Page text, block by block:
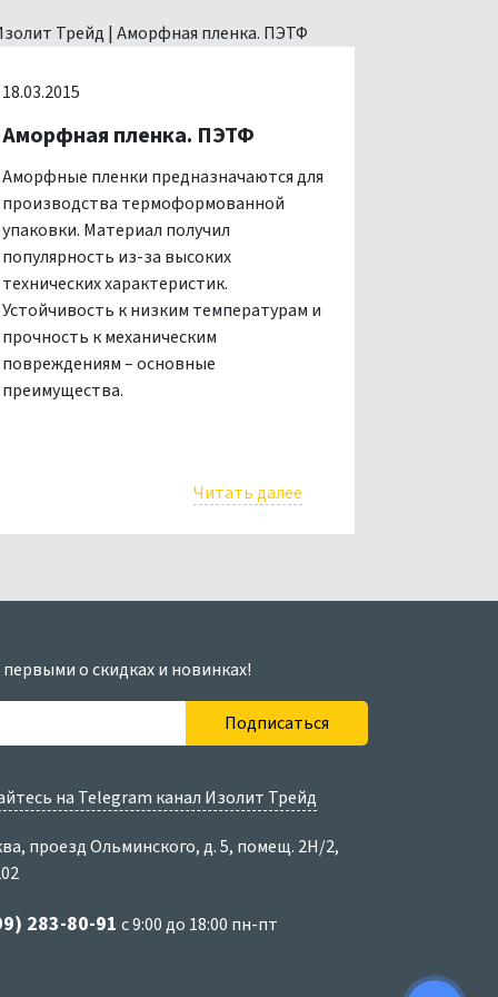
18.03.2015
Аморфная пленка. ПЭТФ
Аморфные пленки предназначаются для
производства термоформованной
упаковки. Материал получил
популярность из-за высоких
технических характеристик.
Устойчивость к низким температурам и
прочность к механическим
повреждениям – основные
преимущества.
Читать далее
о скидках и новинках!
Подписаться
на Telegram канал Изолит Трейд
проезд Ольминского, д. 5, помещ. 2Н/2,
283-80-91 с 9:00 до 18:00 пн-пт